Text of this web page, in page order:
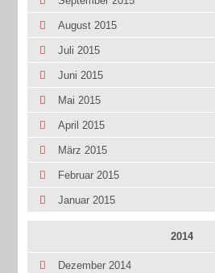
August 2015
Juli 2015
Juni 2015
Mai 2015
April 2015
März 2015
Februar 2015
Januar 2015
2014
Dezember 2014